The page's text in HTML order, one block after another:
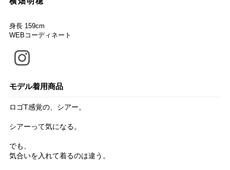
身長 159cm
WEBコーディネート
モデル着用商品
ロゴT感覚の、シアー。
シアーって気になる。
でも、
気合いを入れて着るのは違う。